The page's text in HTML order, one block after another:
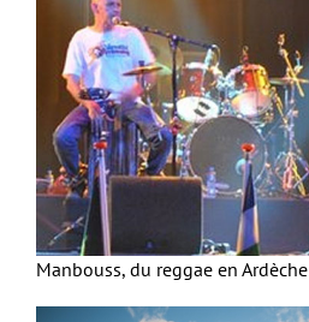
Manbouss, du reggae en Ardèche